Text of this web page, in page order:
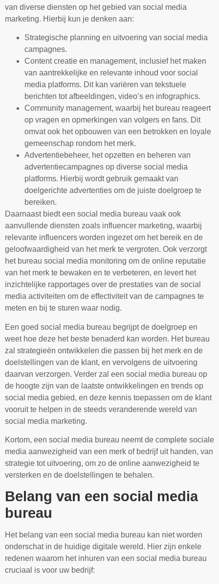
van diverse diensten op het gebied van social media
marketing. Hierbij kun je denken aan:
Strategische planning en uitvoering van social media
campagnes.
Content creatie en management, inclusief het maken
van aantrekkelijke en relevante inhoud voor social
media platforms. Dit kan variëren van tekstuele
berichten tot afbeeldingen, video’s en infographics.
Community management, waarbij het bureau reageert
op vragen en opmerkingen van volgers en fans. Dit
omvat ook het opbouwen van een betrokken en loyale
gemeenschap rondom het merk.
Advertentiebeheer, het opzetten en beheren van
advertentiecampagnes op diverse social media
platforms. Hierbij wordt gebruik gemaakt van
doelgerichte advertenties om de juiste doelgroep te
bereiken.
Daarnaast biedt een social media bureau vaak ook
aanvullende diensten zoals influencer marketing, waarbij
relevante influencers worden ingezet om het bereik en de
geloofwaardigheid van het merk te vergroten. Ook verzorgt
het bureau social media monitoring om de online reputatie
van het merk te bewaken en te verbeteren, en levert het
inzichtelijke rapportages over de prestaties van de social
media activiteiten om de effectiviteit van de campagnes te
meten en bij te sturen waar nodig.
Een goed social media bureau begrijpt de doelgroep en
weet hoe deze het beste benaderd kan worden. Het bureau
zal strategieën ontwikkelen die passen bij het merk en de
doelstellingen van de klant, en vervolgens de uitvoering
daarvan verzorgen. Verder zal een social media bureau op
de hoogte zijn van de laatste ontwikkelingen en trends op
social media gebied, en deze kennis toepassen om de klant
vooruit te helpen in de steeds veranderende wereld van
social media marketing.
Kortom, een social media bureau neemt de complete sociale
media aanwezigheid van een merk of bedrijf uit handen, van
strategie tot uitvoering, om zo de online aanwezigheid te
versterken en de doelstellingen te behalen.
Belang van een social media
bureau
Het belang van een social media bureau kan niet worden
onderschat in de huidige digitale wereld. Hier zijn enkele
redenen waarom het inhuren van een social media bureau
cruciaal is voor uw bedrijf: